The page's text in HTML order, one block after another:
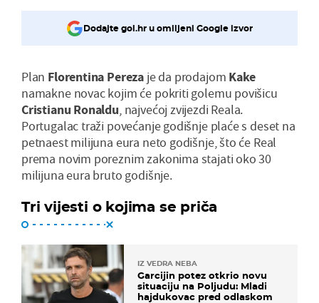
Dodajte gol.hr u omiljeni Google izvor
Plan Florentina Pereza je da prodajom Kake
namakne novac kojim će pokriti golemu povišicu
Cristianu Ronaldu, najvećoj zvijezdi Reala.
Portugalac traži povećanje godišnje plaće s deset na
petnaest milijuna eura neto godišnje, što će Real
prema novim poreznim zakonima stajati oko 30
milijuna eura bruto godišnje.
Tri vijesti o kojima se priča
IZ VEDRA NEBA
Garcijin potez otkrio novu
situaciju na Poljudu: Mladi
hajdukovac pred odlaskom